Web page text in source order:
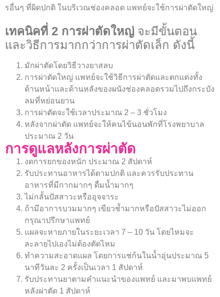
รอื่นๆ ที่ผิดปกติ ในบริเวณช่องคลอด แพทย์จะใช้การผ่าตัดใหญ่
เทคนิคที่ 2 การผ่าตัดใหญ่ จะมีขั้นตอน
และวิธีการมากกว่าการผ่าตัดเล็ก ดังนี้
มักผ่าตัดโดยวิธีวางยาสลบ
การผ่าตัดใหญ่ แพทย์จะใช้วิธีการผ่าตัดและตกแต่งทั้ง
ด้านหน้าและด้านหลังของผนังช่องคลอดรวมไปถึงกระบัง
ลมที่หย่อนยาน
การผ่าตัดจะใช้เวลาประมาณ 2 – 3 ชั่วโมง
หลังจากผ่าตัด แพทย์จะให้คนไข้นอนพักที่โรงพยาบาล
ประมาณ 2 วัน
การดูแลหลังการผ่าตัด
งดการยกของหนัก ประมาณ 2 สัปดาห์
รับประทานอาหารได้ตามปกติ และควรรับประทาน
อาหารที่มีกากมากๆ ดื่มน้ำมากๆ
ไม่กลั้นปัสสาวะหรืออุจจาระ
ถ้ามีอาการบวมมากๆ เขียวช้ำมากหรือปัสสาวะไม่ออก
กรุณาปรึกษาแพทย์
แผลจะหายภายในระยะเวลา 7 – 10 วัน โดยไหมจะ
ละลายไปเองไม่ต้องตัดไหม
ทำความสะอาดแผล โดยการแช่ก้นในน้ำอุ่นประมาณ 5
นาทีวันละ 2 ครั้งเป็นเวลา 1 สัปดาห์
รับประทานยาตามคำแนะนำของแพทย์ และมาพบแพทย์
หลังผ่าตัด 1 สัปดาห์